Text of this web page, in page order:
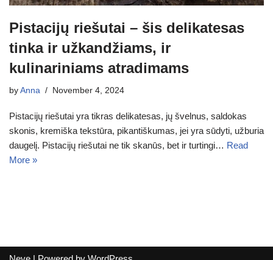
Pistacijų riešutai – šis delikatesas
tinka ir užkandžiams, ir
kulinariniams atradimams
by Anna November 4, 2024
Pistacijų riešutai yra tikras delikatesas, jų švelnus, saldokas
skonis, kremiška tekstūra, pikantiškumas, jei yra sūdyti, užburia
daugelį. Pistacijų riešutai ne tik skanūs, bet ir turtingi… Read
More »